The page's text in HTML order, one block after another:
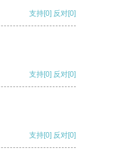
支持[0] 反对[0]
支持[0] 反对[0]
支持[0] 反对[0]